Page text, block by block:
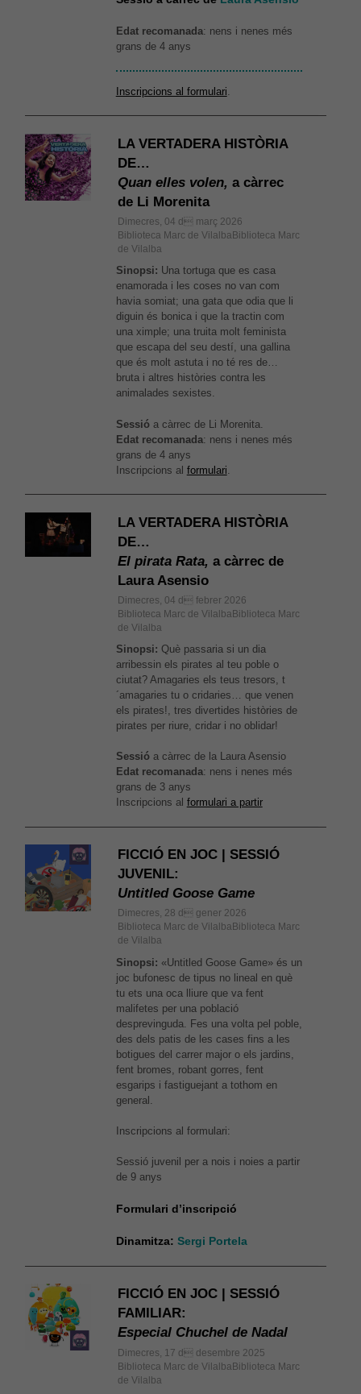
Edat recomanada: nens i nenes més
grans de 4 anys
Inscripcions al formulari
LA VERTADERA HISTÒRIA
DE…
Quan elles volen, a càrrec
de Li Morenita
Dimecres, 04 d març 2026
Biblioteca Marc de VilalbaBiblioteca Marc
de Vilalba
Sinopsi: Una tortuga que es casa
enamorada i les coses no van com
havia somiat; una gata que odia que li
diguin és bonica i que la tractin com
una ximple; una truita molt feminista
que escapa del seu destí, una gallina
que és molt astuta i no té res de…
bruta i altres històries contra les
animalades sexistes.
Sessióa càrrec de Li Morenita.
Edat recomanada: nens i nenes més
grans de 4 anys
Inscripcions al formulari
LA VERTADERA HISTÒRIA
DE…
El pirata Rata, a càrrec de
Laura Asensio
Dimecres, 04 d febrer 2026
Biblioteca Marc de VilalbaBiblioteca Marc
de Vilalba
Sinopsi: Què passaria si un dia
arribessin els pirates al teu poble o
ciutat? Amagaries els teus tresors, t
´amagaries tu o cridaries… que venen
els pirates!, tres divertides històries de
pirates per riure, cridar i no oblidar!
Sessióa càrrec de la Laura Asensio
Edat recomanada: nens i nenes més
grans de 3 anys
Inscripcions al formulari a partir
FICCIÓ EN JOC | SESSIÓ
JUVENIL:
Untitled Goose Game
Dimecres, 28 d gener 2026
Biblioteca Marc de VilalbaBiblioteca Marc
de Vilalba
Sinopsi: «Untitled Goose Game» és un
joc bufonesc de tipus no lineal en què
tu ets una oca lliure que va fent
malifetes per una població
desprevinguda. Fes una volta pel poble,
des dels patis de les cases fins a les
botigues del carrer major o els jardins,
fent bromes, robant gorres, fent
esgarips i fastiguejant a tothom en
general.
Inscripcions al formulari:
Sessió juvenil per a nois i noies a partir
de 9 anys
Formulari d’inscripció
Dinamitza: Sergi Portela
FICCIÓ EN JOC | SESSIÓ
FAMILIAR:
Especial Chuchel de Nadal
Dimecres, 17 d desembre 2025
Biblioteca Marc de VilalbaBiblioteca Marc
de Vilalba
Necessàries
Aquestes
cookies no
opcionals,
són
necessàries
funcionament
Per a millorar
necessitem
aquestes
cookies.
Experiència
Per tal que el
nostre lloc
web funcioni
el millor
durant la
vostra visita.
aquestes
alguna
desapareixerà